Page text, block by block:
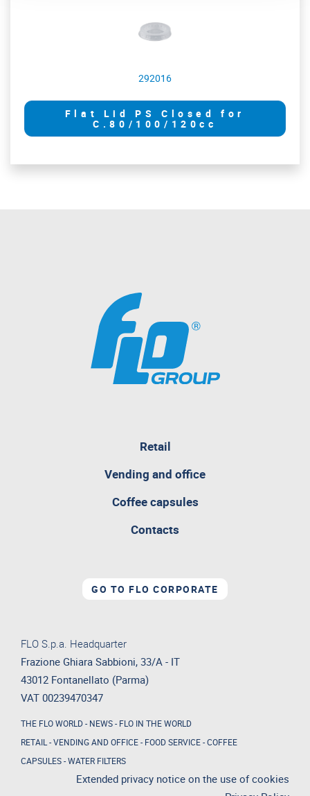
292016
Flat Lid PS Closed for
C.80/100/120cc
Retailpagina
aperta
Vending and office
Coffee capsules
Contacts
GO TO FLO CORPORATE
FLO S.p.a. Headquarter
Frazione Ghiara Sabbioni, 33/A - IT
43012 Fontanellato (Parma)
VAT 00239470347
THE FLO WORLD- NEWS- FLO IN THE WORLD
RETAIL-VENDING AND OFFICE- FOOD SERVICE-COFFEE
CAPSULES-WATER FILTERS
Extended privacy notice on the use of cookies